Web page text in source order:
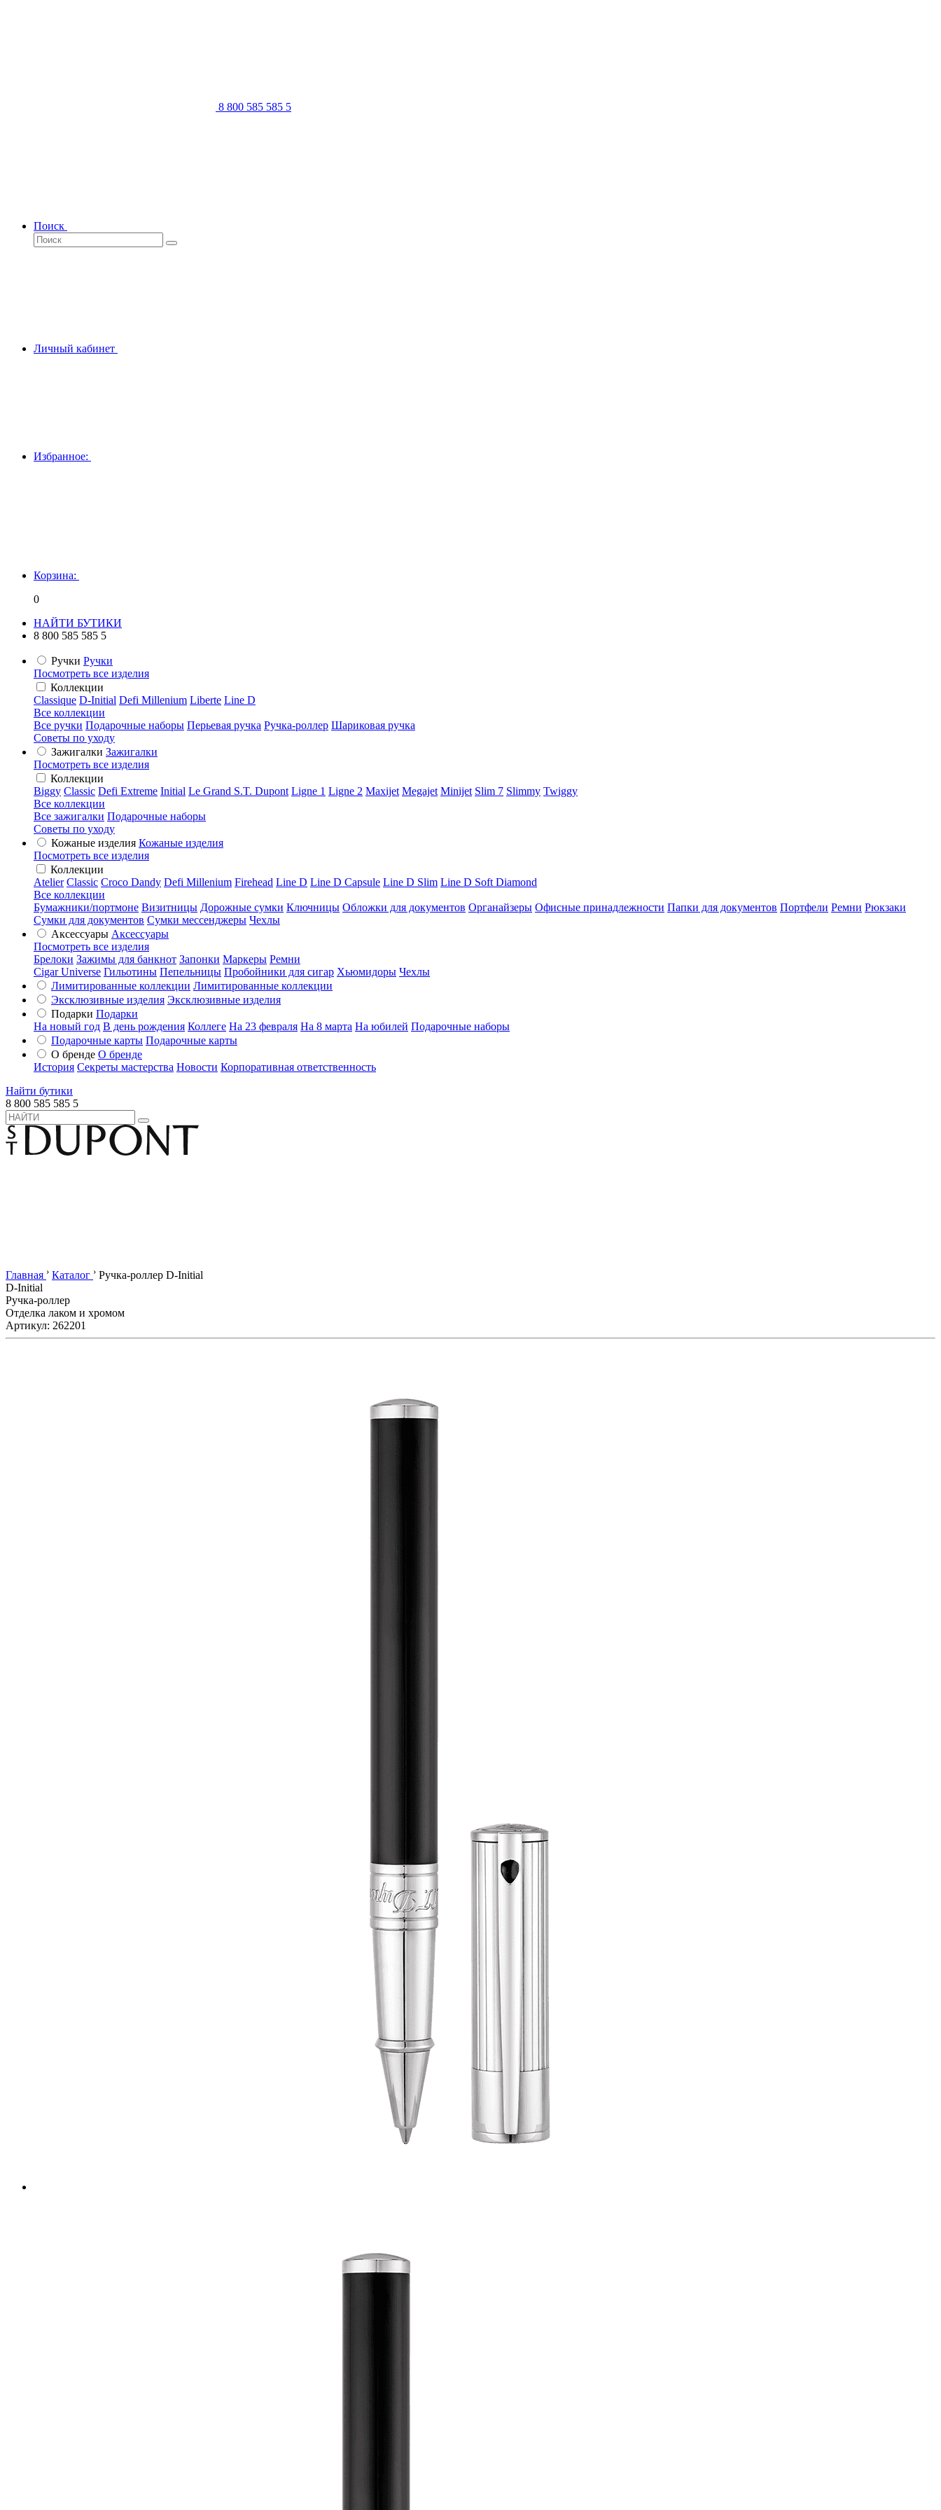
8 800 585 585 5
Поиск
Личный кабинет
Избранное:
Корзина:
0
НАЙТИ БУТИКИ
8 800 585 585 5
Ручки Ручки
Посмотреть все изделия
Коллекции
Classique D-Initial Defi Millenium Liberte Line D
Все коллекции
Все ручки Подарочные наборы Перьевая ручка Ручка-роллер Шариковая ручка
Советы по уходу
Зажигалки Зажигалки
Посмотреть все изделия
Коллекции
Biggy Classic Defi Extreme Initial Le Grand S.T. Dupont Ligne 1 Ligne 2 Maxijet Megajet Minijet Slim 7 Slimmy Twiggy
Все коллекции
Все зажигалки Подарочные наборы
Советы по уходу
Кожаные изделия Кожаные изделия
Посмотреть все изделия
Коллекции
Atelier Classic Croco Dandy Defi Millenium Firehead Line D Line D Capsule Line D Slim Line D Soft Diamond
Все коллекции
Бумажники/портмоне Визитницы Дорожные сумки Ключницы Обложки для документов Органайзеры Офисные принадлежности Папки для документов Портфели Ремни Рюкзаки
Сумки для документов Сумки мессенджеры Чехлы
Аксессуары Аксессуары
Посмотреть все изделия
Брелоки Зажимы для банкнот Запонки Маркеры Ремни
Cigar Universe Гильотины Пепельницы Пробойники для сигар Хьюмидоры Чехлы
Лимитированные коллекции Лимитированные коллекции
Эксклюзивные изделия Эксклюзивные изделия
Подарки Подарки
На новый год В день рождения Коллеге На 23 февраля На 8 марта На юбилей Подарочные наборы
Подарочные карты Подарочные карты
О бренде О бренде
История Секреты мастерства Новости Корпоративная ответственность
Найти бутики
8 800 585 585 5
Главная › Каталог › Ручка-роллер D-Initial
D-Initial
Ручка-роллер
Отделка лаком и хромом
Артикул: 262201